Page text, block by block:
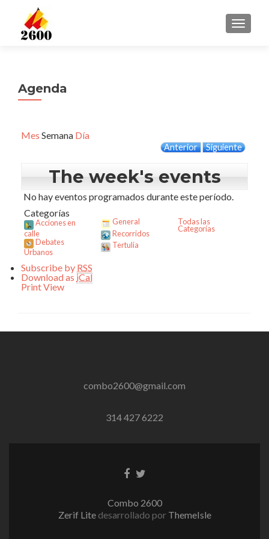
Agenda
Mes Semana Día
Anterior Siguiente
The week's events
No hay eventos programados durante este período.
Categorías
Acciones en
calle
Debates
Urbanos
General
Recorridos
Tertulia
Todas las
Categorías
Subscribe by RSS
Download as iCal
PrintView
combo2600@gmail.com
314 427 6222
EnlaceEnlace
Combo 2600
Zerif Lite desarrollado por ThemeIsle